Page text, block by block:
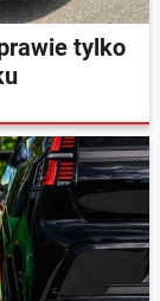
tylko